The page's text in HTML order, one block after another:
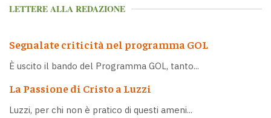
LETTERE ALLA REDAZIONE
Segnalate criticità nel programma GOL
È uscito il bando del Programma GOL, tanto...
La Passione di Cristo a Luzzi
Luzzi, per chi non è pratico di questi ameni...